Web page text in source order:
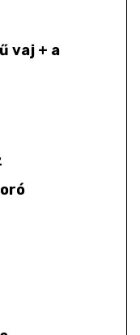
vaj + a